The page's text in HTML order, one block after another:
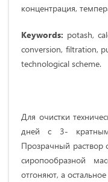
концентрация,
Keywords: potash,
conversion, filtration,
technological scheme.
Для очистки
дней с 3- кратным
Прозрачный раствор
сиропообразной
отгоняют, а